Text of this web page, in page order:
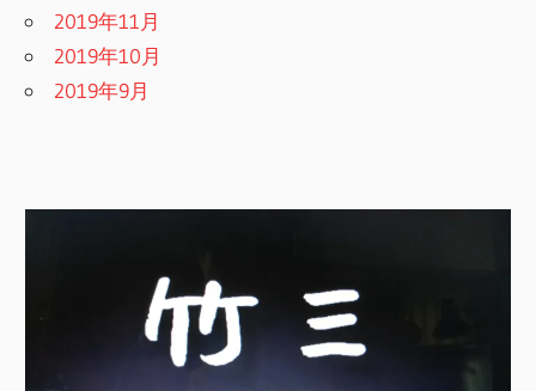
2019年11月
2019年10月
2019年9月